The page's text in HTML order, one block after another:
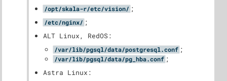
/opt/skala-r/etc/vision/ ;
/etc/nginx/ ;
ALT Linux, RedOS:
/var/lib/pgsql/data/postgresql.conf ;
/var/lib/pgsql/data/pg_hba.conf ;
Astra Linux: